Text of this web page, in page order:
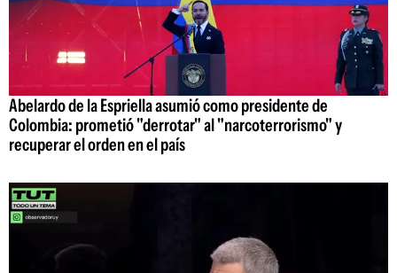
Abelardo de la Espriella asumió como presidente de
Colombia: prometió "derrotar" al "narcoterrorismo" y
recuperar el orden en el país